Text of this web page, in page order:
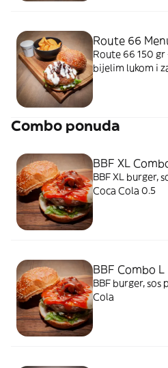
Route 66
Route 66 150 gr
bijelim lukom i
Combo ponuda
BBF XL
BBF XL burger,
Coca Cola 0.5
BBF Combo L
BBF burger,
Cola